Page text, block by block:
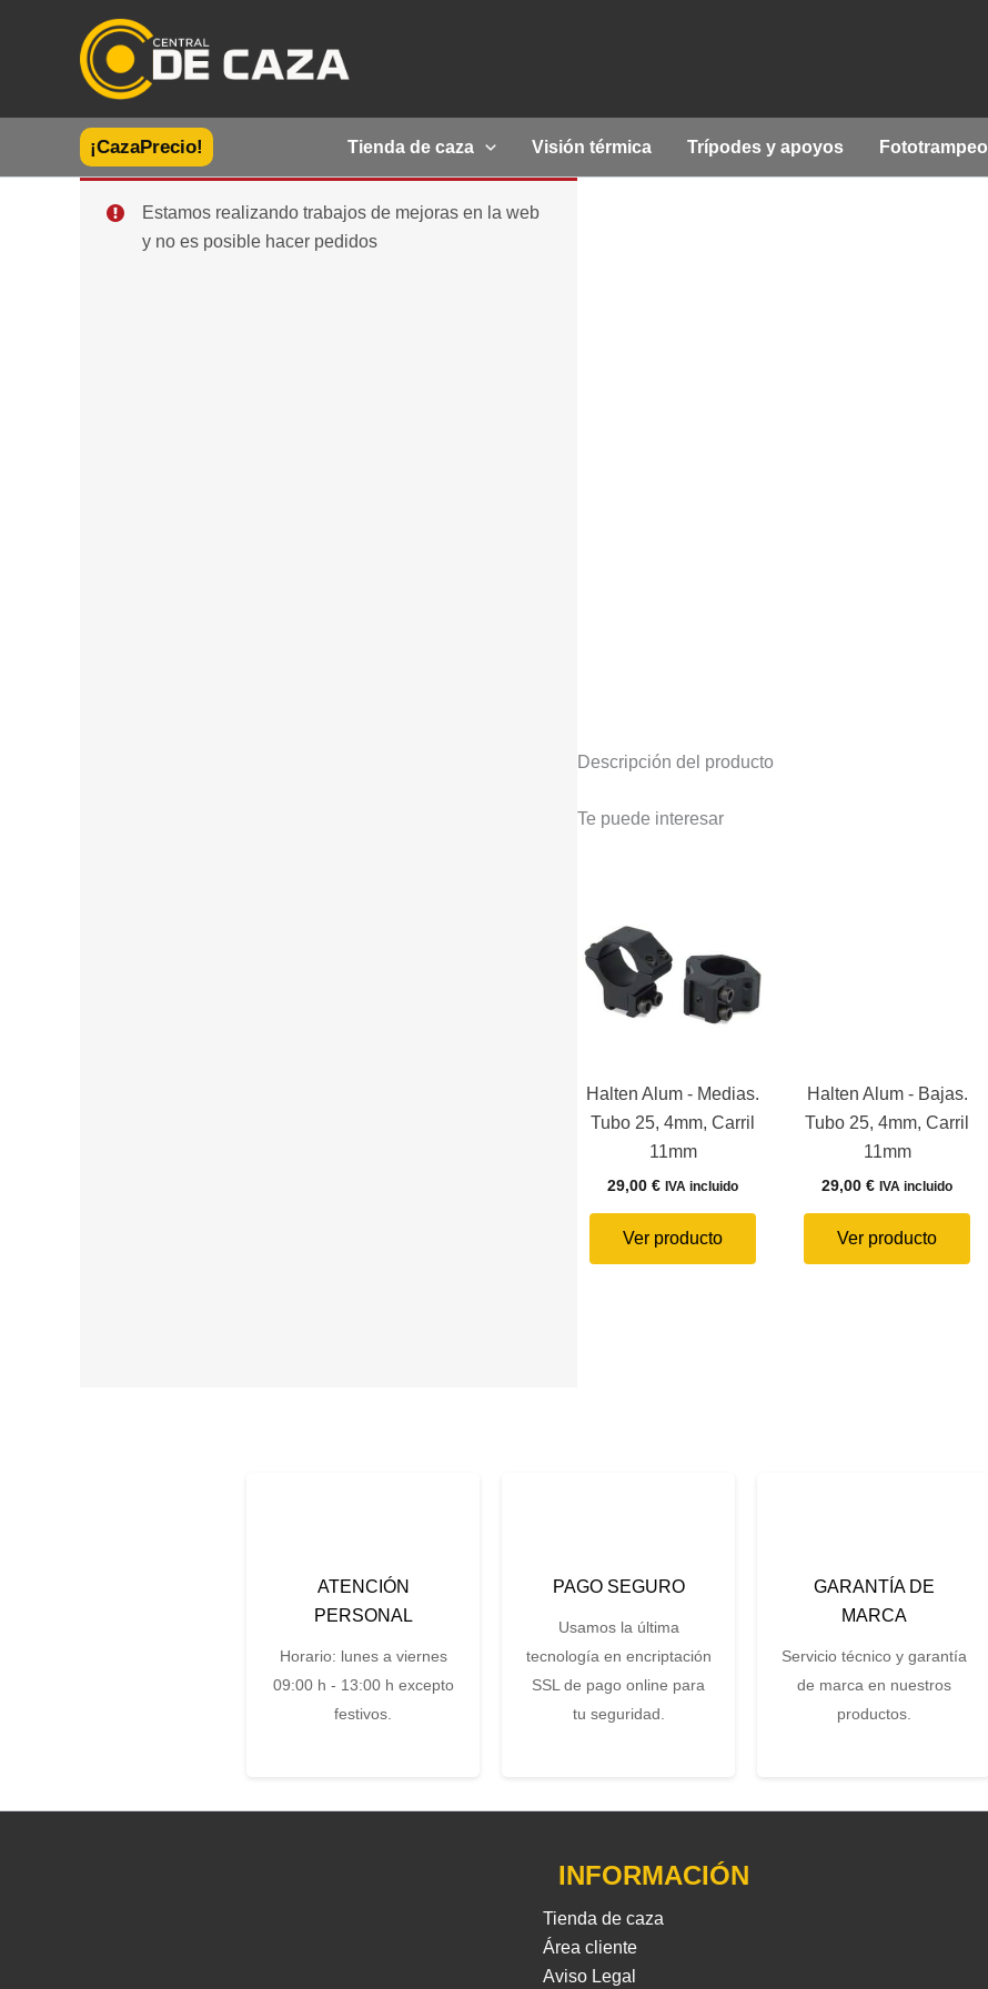
¡CazaPrecio! Tienda de caza Visión térmica Trípodes y apoyos Fototrampeo
Estamos realizando trabajos de mejoras en la web
y no es posible hacer pedidos
Descripción del producto
Te puede interesar
Halten Alum - Medias.
Tubo 25, 4mm, Carril
11mm
29,00€ IVA incluido
Ver producto
Halten Alum - Bajas.
Tubo 25, 4mm, Carril
11mm
29,00€ IVA incluido
Ver producto
ATENCIÓN
PERSONAL
Horario: lunes a viernes
09:00 h - 13:00 h excepto
festivos.
PAGO SEGURO
Usamos la última
tecnología en encriptación
SSL de pago online para
tu seguridad.
GARANTÍA DE
MARCA
Servicio técnico y garantía
de marca en nuestros
productos.
INFORMACIÓN
Tienda de caza
Área cliente
Aviso Legal